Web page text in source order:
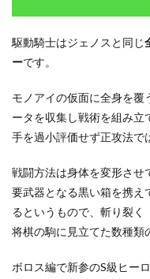
1.1
駆動
騎士
の証
怪し
い？
2
駆動
の死
亡説
さ
騎士
駆動騎士はジェノスと同じ
ーです。
モノアイの仮面に全身を
ータを収集し戦術を組み立
手を過小評価せず正攻法で
戦闘方法は身体を変形させ
要武器となる黒い箱を携え
るというもので、斬り裂
将棋の駒に見立てた数種類
ボロス編で新参のS級ヒー